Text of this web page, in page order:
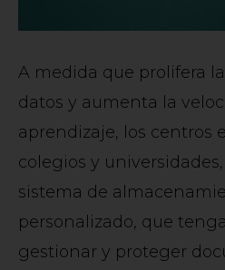
A medida que prolifera
datos y aumenta la
aprendizaje, los centros
colegios y
sistema de
personalizado, que
gestionar y proteger